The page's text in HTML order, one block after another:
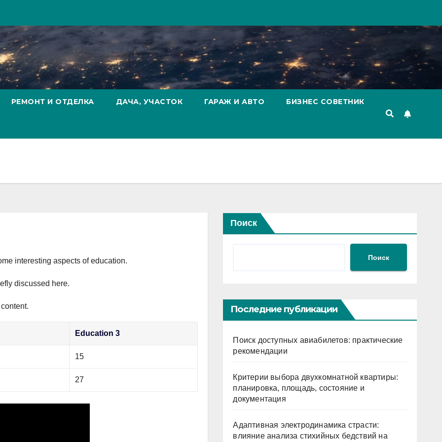
РЕМОНТ И ОТДЕЛКА ДАЧА, УЧАСТОК ГАРАЖ И АВТО БИЗНЕС СОВЕТНИК
interesting aspects of education.
discussed here.
Education 3
15
27
Поиск
Поиск
Последние публикации
Поиск доступных авиабилетов: практические
рекомендации
Критерии выбора двухкомнатной квартиры:
планировка, площадь, состояние и
документация
Адаптивная электродинамика страсти:
влияние анализа стихийных бедствий на